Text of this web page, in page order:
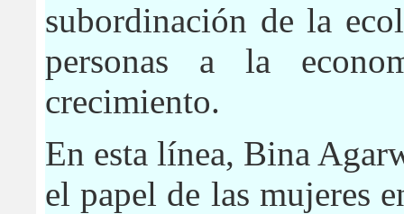
subordinación de la
personas a la
crecimiento.
En esta línea, Bina
el papel de las mujeres